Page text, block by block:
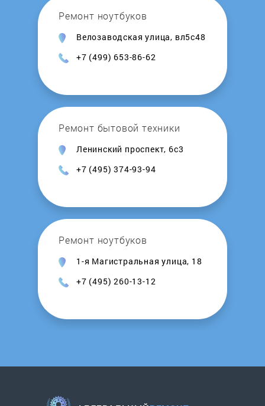
Ремонт ноутбуков
Велозаводская улица, вл5с48
+7 (499) 653-86-62
Ремонт бытовой техники
Ленинский проспект, 6с3
+7 (495) 374-93-94
Ремонт ноутбуков
1-я Магистральная улица, 18
+7 (495) 260-13-12